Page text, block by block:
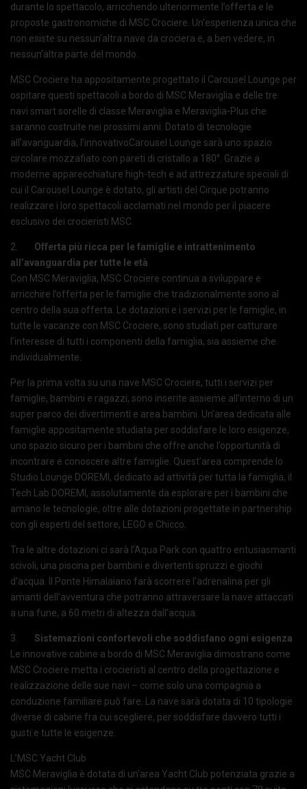
durante lo spettacolo, arricchendo ulteriormente l’offerta e le
proposte gastronomiche di MSC Crociere. Un’esperienza unica che
non esiste su nessun’altra nave da crociera e, a ben vedere, in
nessun’altra parte del mondo.
MSC Crociere ha appositamente progettato il Carousel Lounge per
ospitare questi spettacoli a bordo di MSC Meraviglia e delle tre
navi smart sorelle di classe Meraviglia e Meraviglia-Plus che
saranno costruite nei prossimi anni. Dotato di tecnologie
all’avanguardia, l’innovativoCarousel Lounge sarà uno spazio
circolare mozzafiato con pareti di cristallo a 180°. Grazie a
moderne apparecchiature high-tech e ad attrezzature speciali di
cui il Carousel Lounge è dotato, gli artisti del Cirque potranno
realizzare i loro spettacoli acclamati nel mondo per il piacere
esclusivo dei crocieristi MSC.
2. Offerta più ricca per le famiglie e intrattenimento
all’avanguardia per tutte le età
Con MSC Meraviglia, MSC Crociere continua a sviluppare e
arricchire l’offerta per le famiglie che tradizionalmente sono al
centro della sua offerta. Le dotazioni e i servizi per le famiglie, in
tutte le vacanze con MSC Crociere, sono studiati per catturare
l’interesse di tutti i componenti della famiglia, sia assieme che
individualmente.
Per la prima volta su una nave MSC Crociere, tutti i servizi per
famiglie, bambini e ragazzi, sono inserite assieme all’interno di un
super parco dei divertimenti e area bambini. Un’area dedicata alle
famiglie appositamente studiata per soddisfare le loro esigenze,
uno spazio sicuro per i bambini che offre anche l’opportunità di
incontrare e conoscere altre famiglie. Quest’area comprende lo
Studio Lounge DOREMI, dedicato ad attività per tutta la famiglia, il
Tech Lab DOREMI, assolutamente da esplorare per i bambini che
amano le tecnologie, oltre alle dotazioni progettate in partnership
con gli esperti del settore, LEGO e Chicco.
Tra le altre dotazioni ci sarà l’Aqua Park con quattro entusiasmanti
scivoli, una piscina per bambini e divertenti spruzzi e giochi
d’acqua. Il Ponte Himalaiano farà scorrere l’adrenalina per gli
amanti dell’avventura che potranno attraversare la nave attaccati
a una fune, a 60 metri di altezza dall’acqua.
3. Sistemazioni confortevoli che soddisfano ogni esigenza
Le innovative cabine a bordo di MSC Meraviglia dimostrano come
MSC Crociere metta i crocieristi al centro della progettazione e
realizzazione delle sue navi – come solo una compagnia a
conduzione familiare può fare. La nave sarà dotata di 10 tipologie
diverse di cabine fra cui scegliere, per soddisfare davvero tutti i
gusti e tutte le esigenze.
L’MSC Yacht Club
MSC Meraviglia è dotata di un’area Yacht Club potenziata grazie a